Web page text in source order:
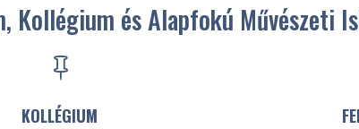
Kollégium és Alapfokú Művészeti

KOLLÉGIUM